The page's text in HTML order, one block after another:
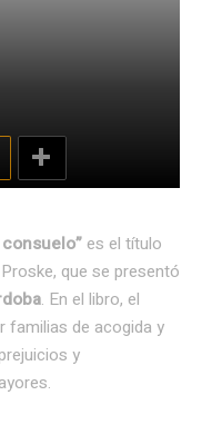
es el título
que se presentó
. En el libro, el
familias de acogida y
y